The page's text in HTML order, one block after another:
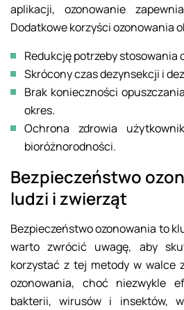
aplikacji, ozonowanie
Dodatkowe korzyści ozonowania
Redukcję potrzeby stosowania
Skrócony czas dezynsekcji i
Brak konieczności
okres.
Ochrona zdrowia
bioróżnorodności.
Bezpieczeństwo
ludzi i zwierząt
Bezpieczeństwo ozonowania to
warto zwrócić uwagę, aby
korzystać z tej metody w walce
ozonowania, choć niezwykle
bakterii, wirusów i insektów,